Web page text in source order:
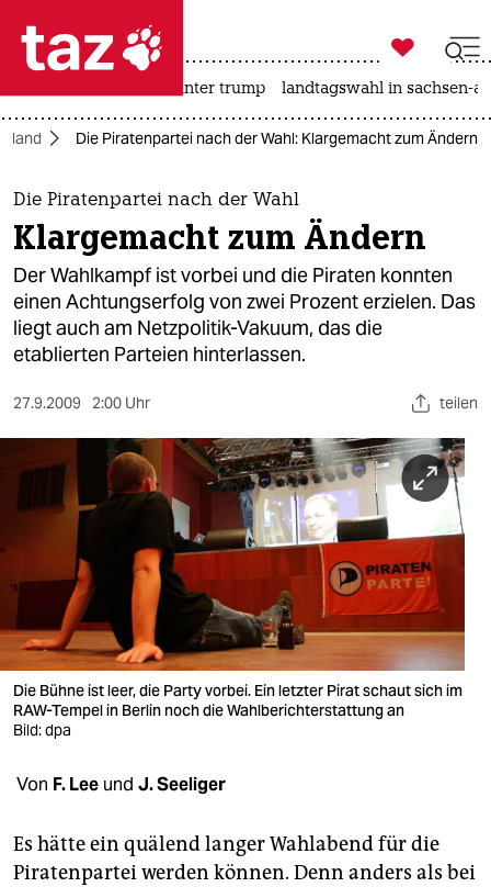
 taz zahl ich
taz zahl ich
themen
politik
öko
gesellschaft
kultur
sport
berlin
nord
wahrheit
verlag
verlag
veranstaltungen
unterstützen

taz zahl ich
usa unter trump landtagswahl in sachsen-
Die Piratenpartei nach der Wahl: Klargemacht zum Ändern
Die Piratenpartei nach der Wahl
Klargemacht zum Ändern
Der Wahlkampf ist vorbei und die Piraten konnten
einen Achtungserfolg von zwei Prozent erzielen. Das
liegt auch am Netzpolitik-Vakuum, das die
etablierten Parteien hinterlassen.
27.9.2009 2:00 Uhr teilen
Die Bühne ist leer, die Party vorbei. Ein letzter Pirat schaut sich im
RAW-Tempel in Berlin noch die Wahlberichterstattung an
Bild: dpa
Von F. Lee und J. Seeliger
Es hätte ein quälend langer Wahlabend für die
Piratenpartei werden können. Denn anders als bei